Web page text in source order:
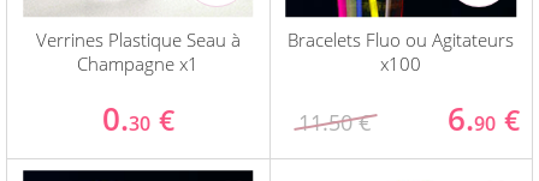
Verrines Plastique Seau à
Champagne x1
0.30 €
Bracelets Fluo ou Agitateurs
x100
11.50 € 6.90 €